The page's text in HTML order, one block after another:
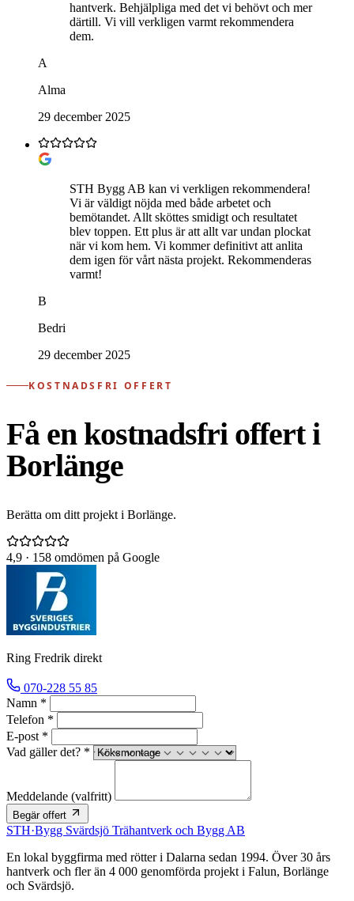
hantverk. Behjälpliga med det vi behövt och mer
därtill. Vi vill verkligen varmt rekommendera
dem.
A
Alma
29 december 2025
STH Bygg AB kan vi verkligen rekommendera!
Vi är väldigt nöjda med både arbetet och
bemötandet. Allt sköttes smidigt och resultatet
blev toppen. Ett plus är att allt var undan plockat
när vi kom hem. Vi kommer definitivt att anlita
dem igen för vårt nästa projekt. Rekommenderas
varmt!
B
Bedri
29 december 2025
KOSTNADSFRI OFFERT
Få en kostnadsfri offert i
Borlänge
Berätta om ditt projekt i Borlänge.
4,9 · 158 omdömen på Google
Ring Fredrik direkt
070-228 55 85
Namn *
Telefon *
E-post *
Vad gäller det? *
Meddelande (valfritt)
Begär offert
STH·Bygg Svärdsjö Trähantverk och Bygg AB
En lokal byggfirma med rötter i Dalarna sedan 1994. Över 30 års
hantverk och fler än 4 000 genomförda projekt i Falun, Borlänge
och Svärdsjö.